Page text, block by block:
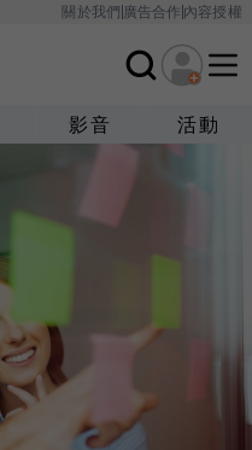
關於我們廣告合作內容授權
影音 活動